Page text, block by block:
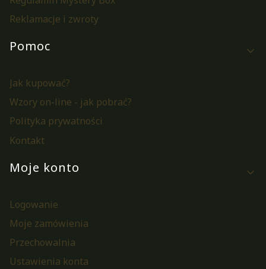
Reklamacje i zwroty
Pomoc
Jak kupować?
Wzory on-line - jak pobrać?
Polityka prywatności
Kontakt
Moje konto
Logowanie
Moje zamówienia
Przechowalnia
Ustawienia konta